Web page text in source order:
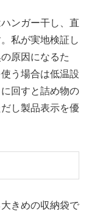
ンガー干し、直
私が実地検証し
原因になるた
う場合は低温設
回すと詰め物の
し製品表示を優
きめの収納袋で